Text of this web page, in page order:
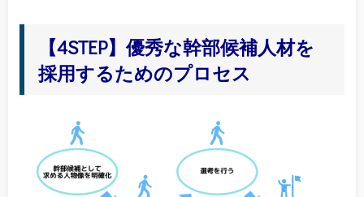
【4STEP】優秀な幹部候補人材を
採用するためのプロセス